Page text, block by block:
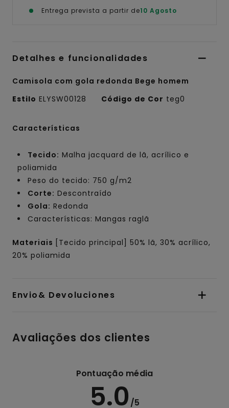
Entrega prevista a partir de10 Agosto
Detalhes e funcionalidades
Camisola com gola redonda Bege homem
Estilo ELYSW00128 Código de Cor teg0
Características
Tecido: Malha jacquard de lã, acrílico e
poliamida
Peso do tecido: 750 g/m2
Corte: Descontraído
Gola: Redonda
Características: Mangas raglã
Materiais
[Tecido principal] 50% lã, 30% acrílico,
20% poliamida
Envio& Devoluciones
Avaliações dos clientes
Pontuação média
5.0 /5